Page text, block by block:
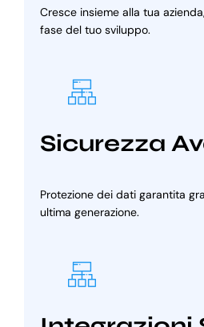
Cresce insieme alla tua
fase del tuo sviluppo.
Sicurezza
Protezione dei dati garantita
ultima generazione.